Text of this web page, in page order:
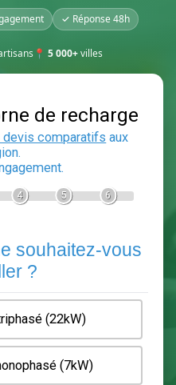
✓ Réponse 48h
📍 5 000+villes
borne de
3 devis comparatifs
engagement.
3 6
souhaitez-
?